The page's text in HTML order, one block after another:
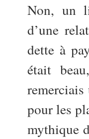
Non, un
d’une
dette à
était
pour les
mythique